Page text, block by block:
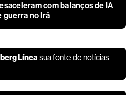
com balanços de IA
guerra no Irã
Línea sua fonte de notícias